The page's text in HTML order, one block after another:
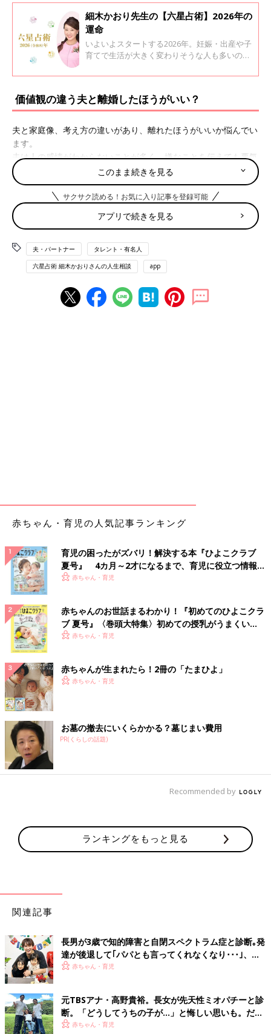
細木かおり先生の【六星占術】2026年の
運命
いよいよスタートする2026年。妊娠・出産や子
育てで生活が大きく変わりそうな人も多いので
木かおり先生に、あなたの2026年がどんな年に
価値観の違う夫と離婚したほうがいい？
夫と家庭像、考え方の違いがあり、離れたほうがいいか悩んでい
ます。
夫は人の感情がわからないことが多く、嫌なことを伝えても悪気
なく何度もしてきます。また、家庭より会社や趣味を優先しま
す。
私は家族は寄り添うもの、趣味より家庭や友人が大切です。
子どもが生まれたら考えも変わるかと思いましたが、変わるどこ
ろか子どもの心配すらしません。話し合いをしようとしても逃げ
このままだと子どもに悪影響なのではと考えており、離れようか
と悩んでいます。どうしたらいいでしょうか。
（クローバー：女性）
相談者 金星人＋
しょう。
あること」「父親であること」の自覚が薄いように思いますか
ら、まずはご夫婦そろって運気のいい今年中に、日々の生活の中
で少しずつ育児を任せてみるなど、お子様と接する機会を増やし
ていくところから始めてみてはいかがでしょうか。
そして、あなた自身も、ご自分の言動をよく振り返ってみること
が大切です。というのも、金星人のあなたは、カッとなりやす
く、つい言葉もきつくなりがちな傾向にあります。「もっと○○し
ントロールされた”と捉え、ますますあなたの意に反する動きを
するようになってしまうでしょう。
お二人はほどよい距離感さえ掴めれば、うまくやっていける相性
をお持ちです。自分の価値観を押しつけるのではなく、あなた自
身もご主人の性質をよく理解しながら、焦らず時間をかけて、お
互いの価値観をすりあわせていってほしいと思います。応援して
います！
細木かおり先生への相談を募集します！
こと、仕事のことなど、たまひよ読者皆さんのさまざまな悩みに
対して、【六星占術】をもとに細木かおり先生からアドバイスを
さい。
悩みを相談する
を望んではいけないのでしょうか？」細
木かおりさんの人生相談183回
さまざまな世代の方に六星占術を人生にどう活
かしていくか伝えている細木かおりさん。読者
このまま続きを見る
サクサク読める！お気に入り記事を登録可能
アプリで続きを見る
夫・パートナー タレント・有名人
六星占術 細木かおりさんの人生相談 app
赤ちゃん・育児の人気記事ランキング
育児の困ったがズバリ！解決する本『ひよこクラブ
夏号』 4カ月～2才になるまで、育児に役立つ情報が
いっぱい！
赤ちゃん・育児
赤ちゃんのお世話まるわかり！『初めてのひよこクラ
ブ 夏号』〈巻頭大特集〉初めての授乳がうまくい
く！ おっぱい・ミルクの基本と夏のトラブル 解決テ
赤ちゃん・育児
赤ちゃんが生まれたら！2冊の「たまひよ」
赤ちゃん・育児
お墓の撤去にいくらかかる？墓じまい費用
PR(くらしの話題)
Recommended by
ランキングをもっと見る
関連記事
長男が3歳で知的障害と自閉スペクトラム症と診断｡発
達が後退して｢パパとも言ってくれなくなり･･･｣、元
プロバスケ選手･岡田優介
赤ちゃん・育児
元TBSアナ・高野貴裕。長女が先天性ミオパチーと診
断。「どうしてうちの子が…」と悔しい思いも。だか
らこそ、娘との時間を全力で楽しみたい
赤ちゃん・育児